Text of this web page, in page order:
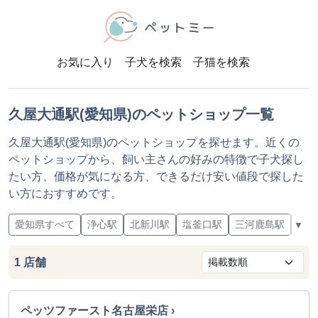
お気に入り 子犬を検索 子猫を検索
久屋大通駅(愛知県)のペットショップ一覧
久屋大通駅(愛知県)のペットショップを探せます。近くの
ペットショップから、飼い主さんの好みの特徴で子犬探し
たい方、価格が気になる方、できるだけ安い値段で探した
い方におすすめです。
愛知県すべて 浄心駅 北新川駅 塩釜口駅 三河鹿島駅 上
▼
1 店舗
ペッツファースト名古屋栄店 ›